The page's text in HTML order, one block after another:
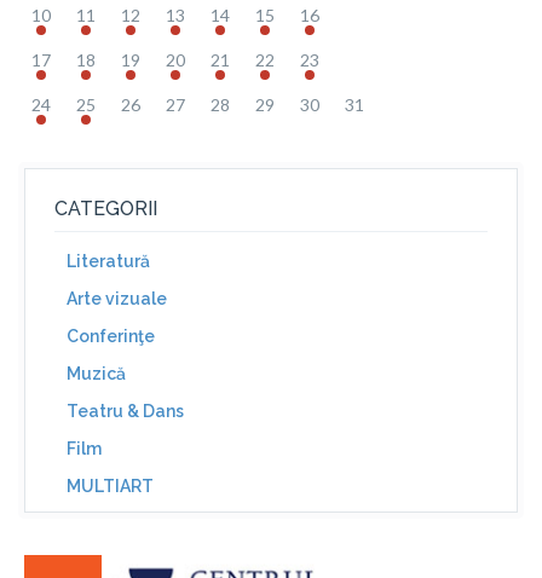
10 11 12 13 14 15 16
17 18 19 20 21 22 23
24 25 26 27 28 29 30 31
CATEGORII
Literatură
Arte vizuale
Conferinţe
Muzică
Teatru & Dans
Film
MULTIART